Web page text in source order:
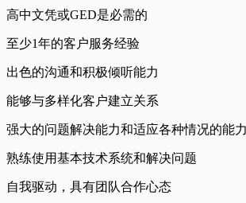
高中文凭或GED是必需的
至少1年的客户服务经验
出色的沟通和积极倾听能力
能够与多样化客户建立关系
强大的问题解决能力和适应各种情况的能力
熟练使用基本技术系统和解决问题
自我驱动，具有团队合作心态